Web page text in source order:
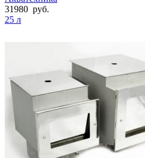
31980 руб.
25 л